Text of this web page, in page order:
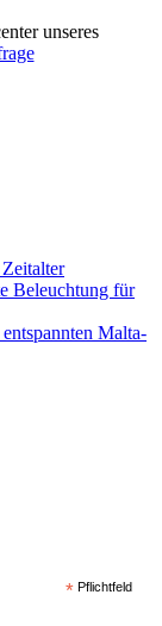
unseres
Beleuchtung für
Malta-
* Pflichtfeld